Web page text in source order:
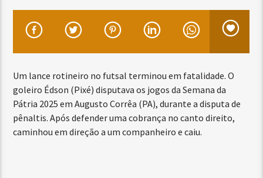
Um lance rotineiro no futsal terminou em fatalidade. O
goleiro Édson (Pixé) disputava os jogos da Semana da
Pátria 2025 em Augusto Corrêa (PA), durante a disputa de
pênaltis. Após defender uma cobrança no canto direito,
caminhou em direção a um companheiro e caiu.